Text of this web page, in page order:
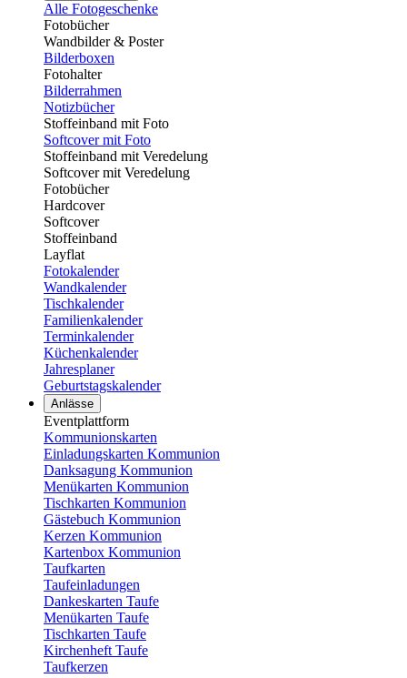
Alle Fotogeschenke
Fotobücher
Wandbilder & Poster
Bilderboxen
Fotohalter
Bilderrahmen
Notizbücher
Stoffeinband mit Foto
Softcover mit Foto
Stoffeinband mit Veredelung
Softcover mit Veredelung
Fotobücher
Hardcover
Softcover
Stoffeinband
Layflat
Fotokalender
Wandkalender
Tischkalender
Familienkalender
Terminkalender
Küchenkalender
Jahresplaner
Geburtstagskalender
Anlässe
Eventplattform
Kommunionskarten
Einladungskarten Kommunion
Danksagung Kommunion
Menükarten Kommunion
Tischkarten Kommunion
Gästebuch Kommunion
Kerzen Kommunion
Kartenbox Kommunion
Taufkarten
Taufeinladungen
Dankeskarten Taufe
Menükarten Taufe
Tischkarten Taufe
Kirchenheft Taufe
Taufkerzen